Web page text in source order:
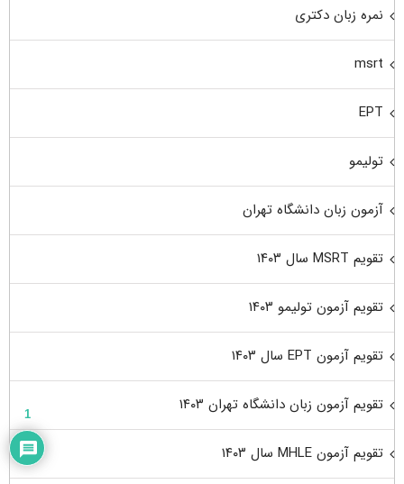
نمره زبان دکتری
msrt
EPT
تولیمو
آزمون زبان دانشگاه تهران
تقویم MSRT سال ۱۴۰۳
تقویم آزمون تولیمو ۱۴۰۳
تقویم آزمون EPT سال ۱۴۰۳
تقویم آزمون زبان دانشگاه تهران ۱۴۰۳
تقویم آزمون MHLE سال ۱۴۰۳
1